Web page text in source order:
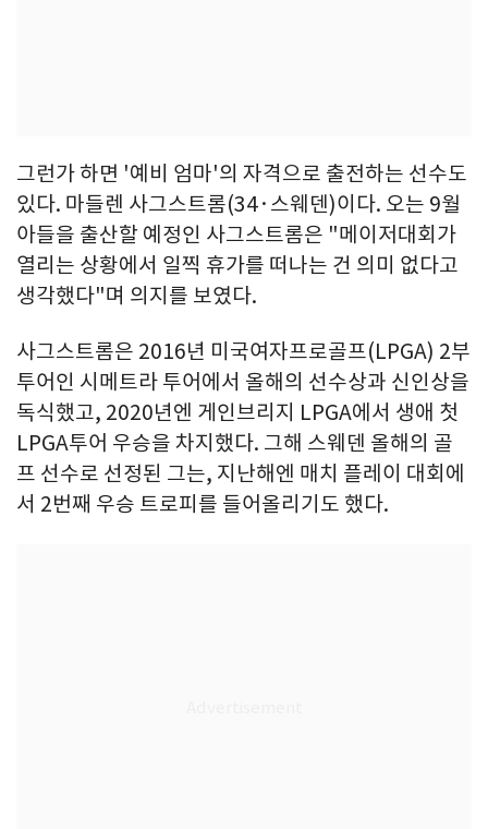
그런가 하면 '예비 엄마'의 자격으로 출전하는 선수도
있다. 마들렌 사그스트롬(34·스웨덴)이다. 오는 9월
아들을 출산할 예정인 사그스트롬은 "메이저대회가
열리는 상황에서 일찍 휴가를 떠나는 건 의미 없다고
생각했다"며 의지를 보였다.
사그스트롬은 2016년 미국여자프로골프(LPGA) 2부
투어인 시메트라 투어에서 올해의 선수상과 신인상을
독식했고, 2020년엔 게인브리지 LPGA에서 생애 첫
LPGA투어 우승을 차지했다. 그해 스웨덴 올해의 골
프 선수로 선정된 그는, 지난해엔 매치 플레이 대회에
서 2번째 우승 트로피를 들어올리기도 했다.